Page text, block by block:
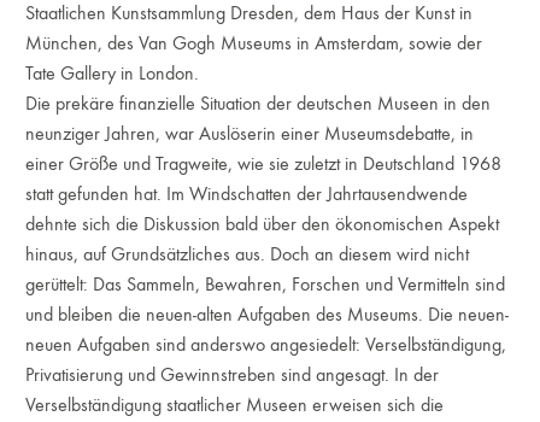
Staatlichen Kunstsammlung Dresden, dem Haus der Kunst in
München, des Van Gogh Museums in Amsterdam, sowie der
Tate Gallery in London.
Die prekäre finanzielle Situation der deutschen Museen in den
neunziger Jahren, war Auslöserin einer Museumsdebatte, in
einer Größe und Tragweite, wie sie zuletzt in Deutschland 1968
statt gefunden hat. Im Windschatten der Jahrtausendwende
dehnte sich die Diskussion bald über den ökonomischen Aspekt
hinaus, auf Grundsätzliches aus. Doch an diesem wird nicht
gerüttelt: Das Sammeln, Bewahren, Forschen und Vermitteln sind
und bleiben die neuen-alten Aufgaben des Museums. Die neuen-
neuen Aufgaben sind anderswo angesiedelt: Verselbständigung,
Privatisierung und Gewinnstreben sind angesagt. In der
Verselbständigung staatlicher Museen erweisen sich die